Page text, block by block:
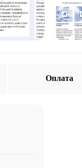
Оплата